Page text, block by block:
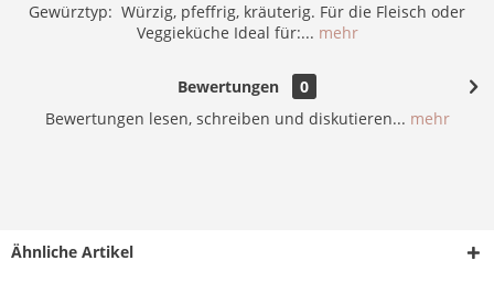
Gewürztyp: Würzig, pfeffrig, kräuterig. Für die Fleisch oder
Veggieküche Ideal für:... mehr
Bewertungen
0
Bewertungen lesen, schreiben und diskutieren... mehr
Ähnliche Artikel